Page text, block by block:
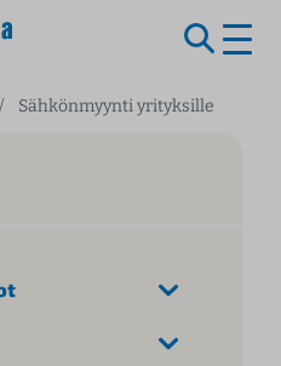
/ Sähkönmyynti yrityksille